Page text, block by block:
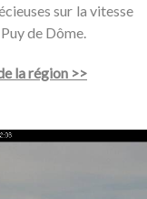
sur la vitesse
de Dôme.
la région >>